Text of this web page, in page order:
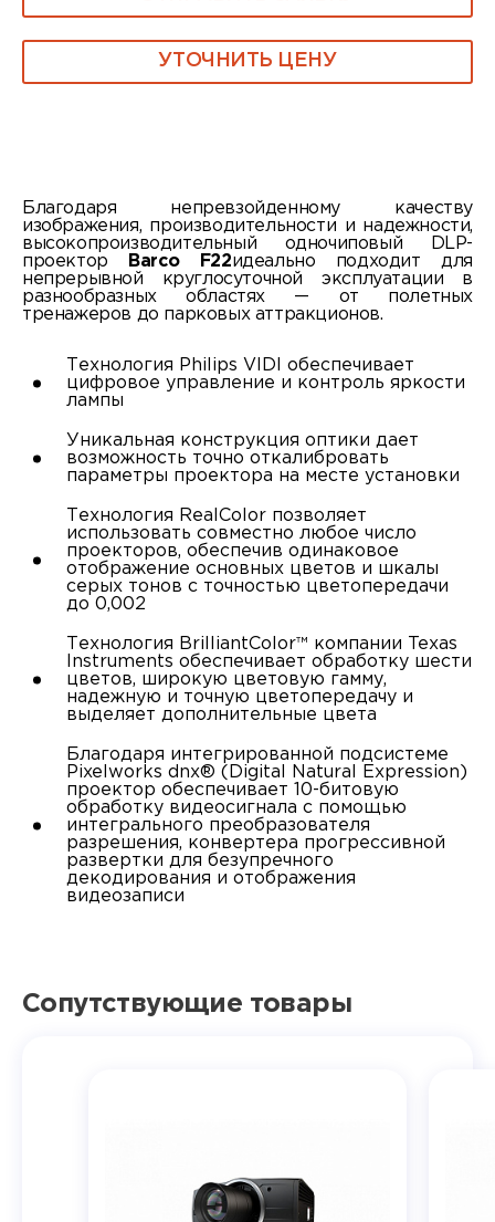
УТОЧНИТЬ ЦЕНУ
Благодаря непревзойденному качеству
изображения, производительности и надежности,
высокопроизводительный одночиповый DLP-
проектор
Barco F22идеально подходит для
непрерывной круглосуточной эксплуатации в
разнообразных областях — от полетных
тренажеров до парковых аттракционов.
Технология Philips VIDI обеспечивает
цифровое управление и контроль яркости
лампы
Уникальная конструкция оптики дает
возможность точно откалибровать
параметры проектора на месте установки
Технология RealColor позволяет
использовать совместно любое число
проекторов, обеспечив одинаковое
отображение основных цветов и шкалы
серых тонов с точностью цветопередачи
до 0,002
Технология BrilliantColor™ компании Texas
Instruments обеспечивает обработку шести
цветов, широкую цветовую гамму,
надежную и точную цветопередачу и
выделяет дополнительные цвета
Благодаря интегрированной подсистеме
Pixelworks dnx® (Digital Natural Expression)
проектор обеспечивает 10-битовую
обработку видеосигнала с помощью
интегрального преобразователя
разрешения, конвертера прогрессивной
развертки для безупречного
декодирования и отображения
видеозаписи
Сопутствующие товары